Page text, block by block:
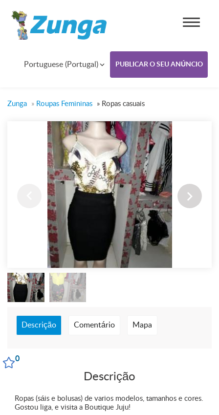
0
Portuguese (Portugal) PUBLICAR O SEU ANÚNCIO
Zunga » Roupas Femininas » Ropas casuais
Descrição Comentário Mapa
Descrição
Ropas (sáis e bolusas) de varios modelos, tamanhos e cores.
Gostou liga, e visita a Boutique Juju!